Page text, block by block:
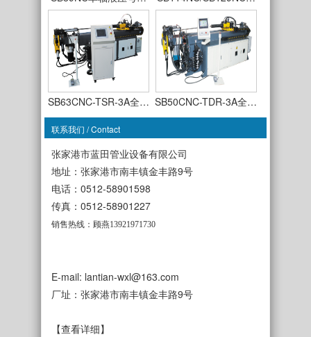
SB63CNC-TSR-3A全… SB50CNC-TDR-3A全…
SB38NC单轴液压弯…
联系我们 / Contact
张家港市蓝田管业设备有限公司
地址：张家港市南丰镇金丰路9号
电话：0512-58901598
传真：0512-58901227
销售热线：顾燕13921971730
E-mail: lantian-wxl@163.com
厂址：张家港市南丰镇金丰路9号
【查看详细】